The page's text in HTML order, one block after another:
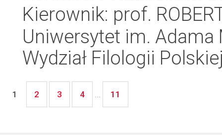
Kierownik: prof.
Uniwersytet im.
Wydział Filologii
1 2 3 4 ... 11